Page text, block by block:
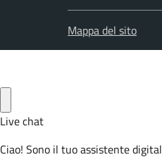
Mappa del sito